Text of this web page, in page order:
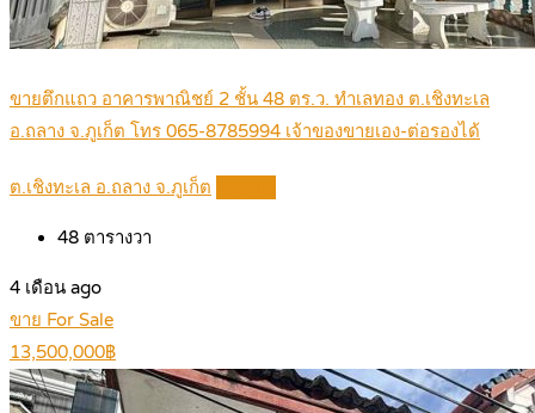
ขายตึกแถว อาคารพาณิชย์ 2 ชั้น 48 ตร.ว. ทำเลทอง ต.เชิงทะเล
อ.ถลาง จ.ภูเก็ต โทร 065-8785994 เจ้าของขายเอง-ต่อรองได้
ต.เชิงทะเล อ.ถลาง จ.ภูเก็ต
48 ตารางวา
4 เดือน ago
ขาย For Sale
13,500,000฿